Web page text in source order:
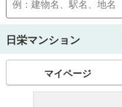
日栄マンション
マイページ